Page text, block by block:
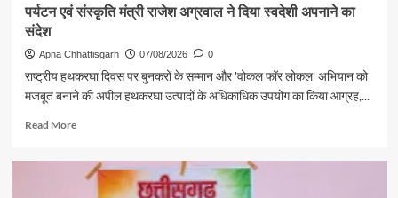
पर्यटन एवं संस्कृति मंत्री राजेश अग्रवाल ने दिया स्वदेशी अपनाने का
संदेश
Apna Chhattisgarh 07/08/2026 0
राष्ट्रीय हथकरघा दिवस पर बुनकरों के सम्मान और 'वोकल फॉर लोकल' अभियान को
मजबूत बनाने की अपील हथकरघा उत्पादों के अधिकाधिक उपयोग का किया आग्रह,...
Read MoreRead
पर्यटन